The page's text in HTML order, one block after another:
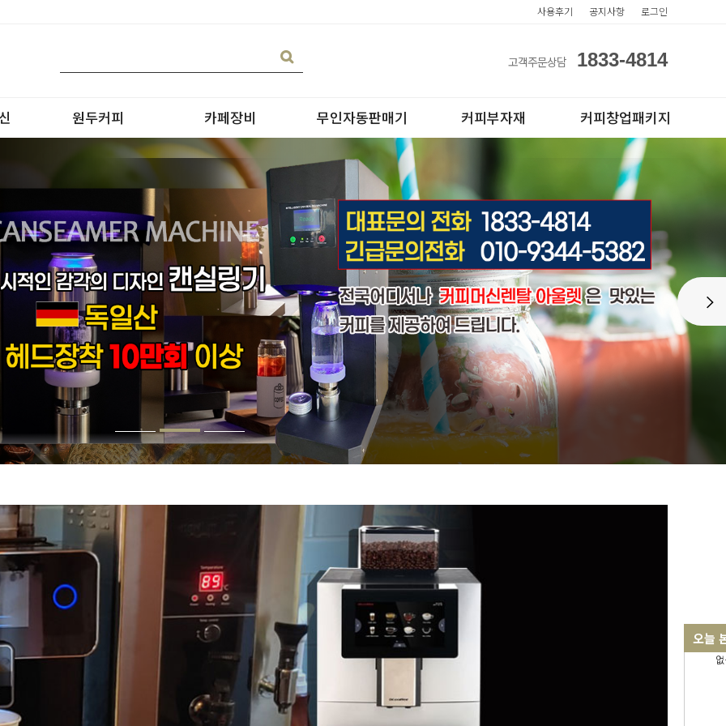
사용후기 공지사항 로그인
고객주문상담 1833-4814
원두커피
블랜딩
원두커피의 종류
카페장비
온수기/우유스팀기
블렌더
그라인더
CAN 캔시머 캔실링기
무인자동판매기 커피부자재
아이스컵
테이크아웃컵
커피창업패키지
전자동카페창업페키지
반자동카페창업페키지
반자동커피머신판매
오늘